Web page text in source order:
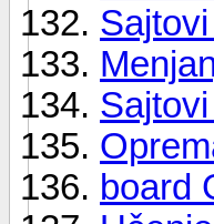
board